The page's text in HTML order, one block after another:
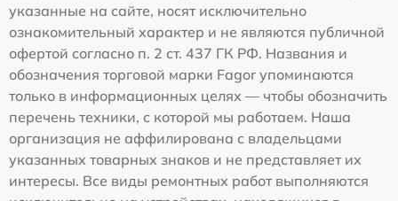
указанные на сайте, носят исключительно
ознакомительный характер и не являются публичной
офертой согласно п. 2 ст. 437 ГК РФ. Названия и
обозначения торговой марки Fagor упоминаются
только в информационных целях — чтобы обозначить
перечень техники, с которой мы работаем. Наша
организация не аффилирована с владельцами
указанных товарных знаков и не представляет их
интересы. Все виды ремонтных работ выполняются